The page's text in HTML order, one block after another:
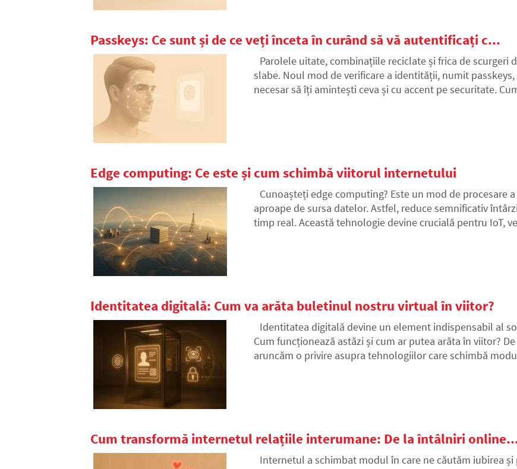
Passkeys: Ce sunt și de ce veți înceta în curând să vă autentificați c...
Parolele uitate, combinațiile reciclate și frica de
slabe. Noul mod de verificare a identității, numit
necesar să îți amintești ceva și cu accent pe securitate.
Edge computing: Ce este și cum schimbă viitorul internetului
Cunoașteți edge computing? Este un mod de procesare
aproape de sursa datelor. Astfel, reduce semnificativ
timp real. Această tehnologie devine crucială pentru IoT,
Identitatea digitală: Cum va arăta buletinul nostru virtual în viitor?
Identitatea digitală devine un element indispensabil al
Cum funcționează astăzi și cum ar putea arăta în viitor?
aruncăm o privire asupra tehnologiilor care schimbă
Cum transformă internetul relațiile interumane: De la întâlniri
Internetul a schimbat modul în care ne căutăm iubirea